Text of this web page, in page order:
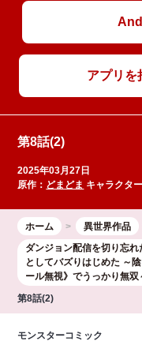
アプリを
第8話(2)
2025年03月27日
原作： どまどま キャラクタ
ホーム
異世界作品
ダンジョン配信を切り忘
としてバズりはじめた ～
ール無視》でうっかり無双
第8話(2)
モンスターコミック